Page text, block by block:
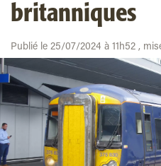
britanniques
Publié le 25/07/2024 à 11h52 ,